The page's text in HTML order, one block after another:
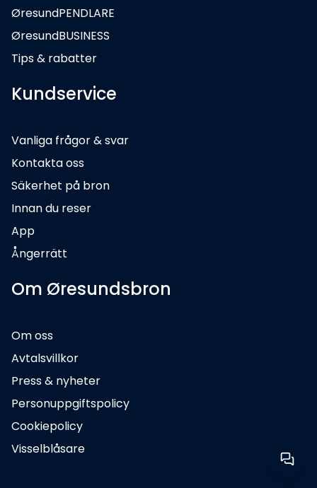
ØresundPENDLARE
ØresundBUSINESS
Tips & rabatter
Kundservice
Vanliga frågor & svar
Kontakta oss
Säkerhet på bron
Innan du reser
App
Ångerrätt
Om Øresundsbron
Om oss
Avtalsvillkor
Press & nyheter
Personuppgiftspolicy
Cookiepolicy
Visselblåsare